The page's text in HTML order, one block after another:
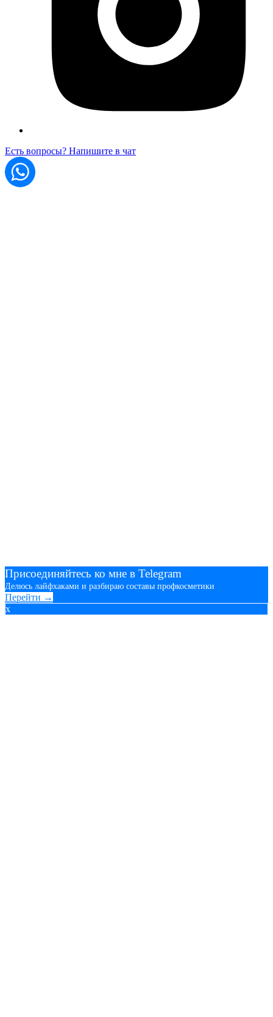
Есть вопросы? Напишите в чат
Присоединяйтесь ко мне в Telegram
Делюсь лайфхаками и разбираю составы профкосметики
Перейти →
x